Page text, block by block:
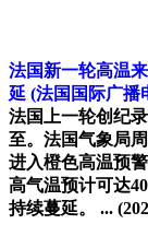
法国新一轮高温
延 (法国国际广播
法国上一轮创纪
至。法国气象局
进入橙色高温预
高气温预计可达
持续蔓延。 ...